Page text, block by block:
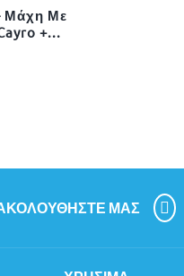
Μάχη Με
+...
ΜΑΣ